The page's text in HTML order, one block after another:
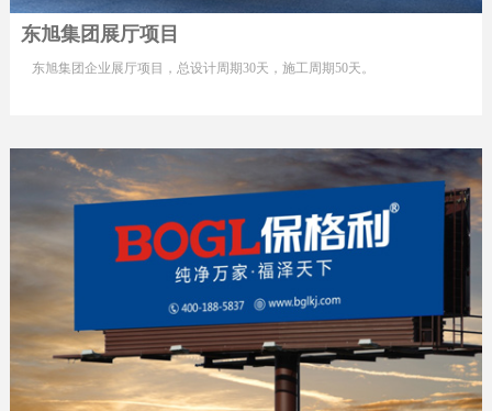
东旭集团展厅项目
东旭集团企业展厅项目，总设计周期30天，施工周期50天。